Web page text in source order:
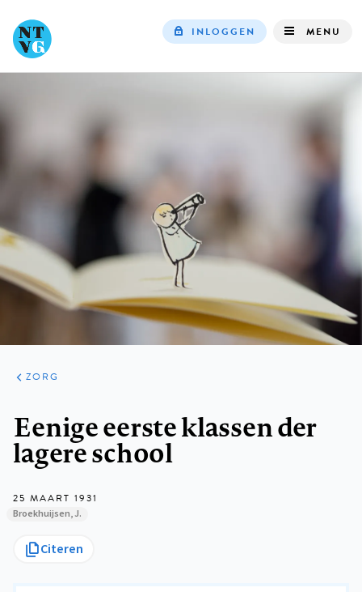
navigation
INLOGGEN MENU
ARTIKELEN
PERSPECTIEF
ZORG
Eenige eerste klassen der
lagere school
25 MAART 1931
Broekhuijsen, J.
Citeren